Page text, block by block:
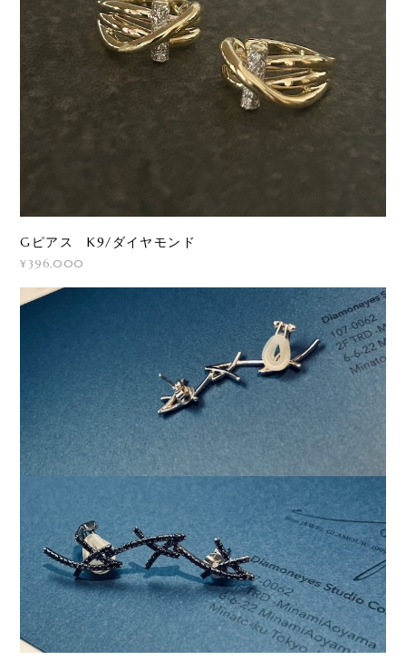
Gピアス K9/ダイヤモンド
¥396,000